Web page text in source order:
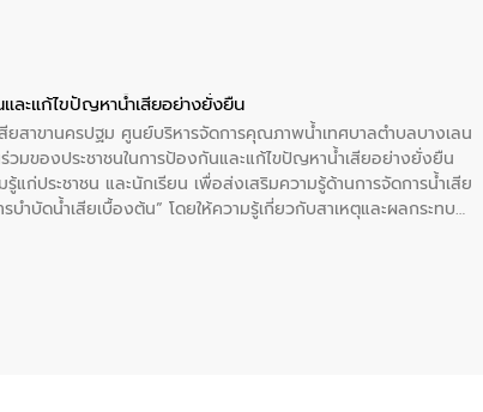
ละแก้ไขปัญหาน้ำเสียอย่างยั่งยืน
สาขานครปฐม ศูนย์บริหารจัดการคุณภาพน้ำเทศบาลตำบลบางเลน
มของประชาชนในการป้องกันและแก้ไขปัญหาน้ำเสียอย่างยั่งยืน
ก่ประชาชน และนักเรียน เพื่อส่งเสริมความรู้ด้านการจัดการน้ำเสีย
ำบัดน้ำเสียเบื้องต้น” โดยให้ความรู้เกี่ยวกับสาเหตุและผลกระทบ
เบื้องต้นในครัวเรือน ณ เทศบาลตำบลบางเลน จังหวัดนครปฐม